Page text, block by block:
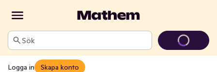
Sök
Logga in Skapa konto